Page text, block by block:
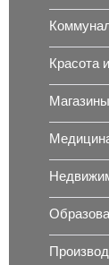
Красота
Магазины